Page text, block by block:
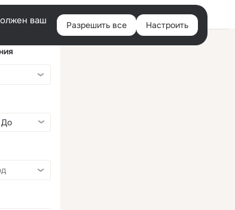
Войти
ваш
Разрешить все Настроить